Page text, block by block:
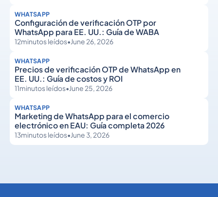
WHATSAPP
Configuración de verificación OTP por
WhatsApp para EE. UU.: Guía de WABA
12minutos leídos•June 26, 2026
WHATSAPP
Precios de verificación OTP de WhatsApp en
EE. UU.: Guía de costos y ROI
11minutos leídos•June 25, 2026
WHATSAPP
Marketing de WhatsApp para el comercio
electrónico en EAU: Guía completa 2026
13minutos leídos•June 3, 2026